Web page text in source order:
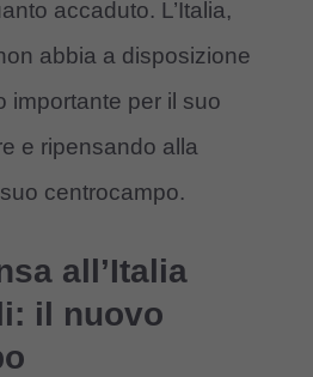
accaduto. L’Italia,
abbia a disposizione
importante per il suo
e ripensando alla
centrocampo.
all’Italia
il nuovo